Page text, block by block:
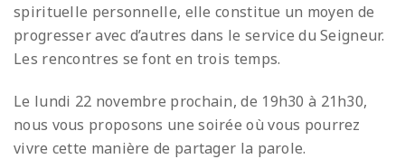
spirituelle personnelle, elle constitue un moyen de
progresser avec d’autres dans le service du Seigneur.
Les rencontres se font en trois temps.
Le lundi 22 novembre prochain, de 19h30 à 21h30,
nous vous proposons une soirée où vous pourrez
vivre cette manière de partager la parole.